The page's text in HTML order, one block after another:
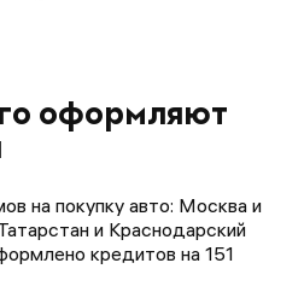
оформляют
на покупку авто: Москва и
и Краснодарский
кредитов на 151